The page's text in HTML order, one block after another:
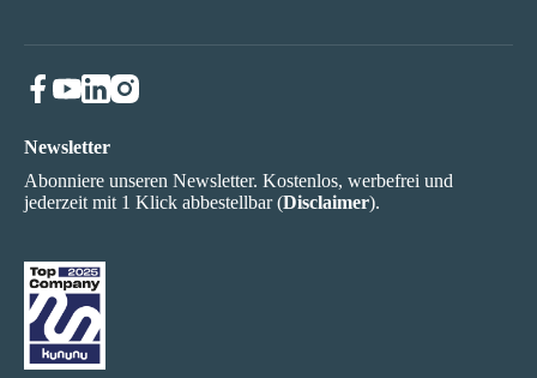
Newsletter
Abonniere unseren Newsletter. Kostenlos, werbefrei und
jederzeit mit 1 Klick abbestellbar (Disclaimer).